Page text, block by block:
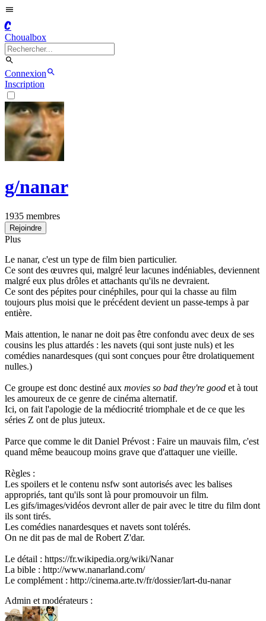
C
Choualbox
Connexion
Inscription
g/nanar
1935 membres
Rejoindre
Plus
Le nanar, c'est un type de film bien particulier.
Ce sont des œuvres qui, malgré leur lacunes indéniables, deviennent
malgré eux plus drôles et attachants qu'ils ne devraient.
Ce sont des pépites pour cinéphiles, pour qui la chasse au film
toujours plus moisi que le précédent devient un passe-temps à par
entière.
Mais attention, le nanar ne doit pas être confondu avec deux de ses
cousins les plus attardés : les navets (qui sont juste nuls) et les
comédies nanardesques (qui sont conçues pour être drolatiquement
nulles.)
Ce groupe est donc destiné aux movies so bad they're good et à tout
les amoureux de ce genre de cinéma alternatif.
Ici, on fait l'apologie de la médiocrité triomphale et de ce que les
séries Z ont de plus juteux.
Parce que comme le dit Daniel Prévost : Faire un mauvais film, c'est
quand même beaucoup moins grave que d'attaquer une vieille.
Règles :
Les spoilers et le contenu nsfw sont autorisés avec les balises
appropriés, tant qu'ils sont là pour promouvoir un film.
Les gifs/images/vidéos devront aller de pair avec le titre du film dont
ils sont tirés.
Les comédies nanardesques et navets sont tolérés.
On ne dit pas de mal de Robert Z'dar.
Le détail : https://fr.wikipedia.org/wiki/Nanar
La bible : http://www.nanarland.com/
Le complément : http://cinema.arte.tv/fr/dossier/lart-du-nanar
Admin et modérateurs :